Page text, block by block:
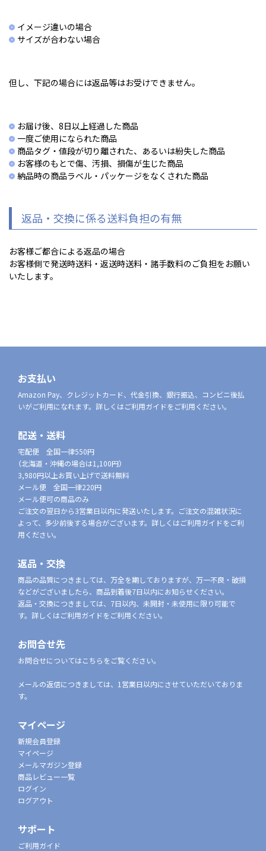
イメージ違いの場合
サイズが合わない場合
但し、下記の場合には返品等はお受けできません。
お届け後、8日以上経過した商品
一度ご使用になられた商品
商品タグ・値段が切り離された、あるいは紛失した商品
お客様のもとで傷、汚損、損傷が生じた商品
納品時の商品ラベル・パッケージをなくされた商品
返品・交換に係る送料負担の有無
お客様ご都合による返品の場合
お客様側で発送時送料・返送時送料・諸手数料のご負担をお願い
いたします。
お支払い
Amazon Pay、クレジットカード、代金引換、銀行振込、コンビニ後払
いがご利用になれます。詳しくはご利用ガイドをご利用ください。
配送・送料
宅配便 全国一律550円
（北海道・沖縄の場合は1,100円）
3,980円以上お買い上げで送料無料
メール便 全国一律220円
メール便可の商品のみ
ご注文の翌日から3営業日以内に発送いたします。ご注文の混雑状況に
よって、多少前後する場合がございます。詳しくはご利用ガイドをご利
用ください。
返品・交換
商品の品質につきましては、万全を期しておりますが、万一不良・破損
などがございましたら、商品到着後7日以内にお知らせください。
返品・交換につきましては、7日以内、未開封・未使用に限り可能で
す。詳しくはご利用ガイドをご利用ください。
お問合せ先
お問合せについてはこちらをご覧ください。
メールの返信につきましては、1営業日以内にさせていただいておりま
す。
マイページ
新規会員登録
マイページ
メールマガジン登録
商品レビュー一覧
ログイン
ログアウト
サポート
ご利用ガイド